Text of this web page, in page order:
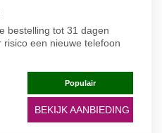
bestelling tot 31 dagen
een nieuwe telefoon
Populair
BEKIJK AANBIEDING